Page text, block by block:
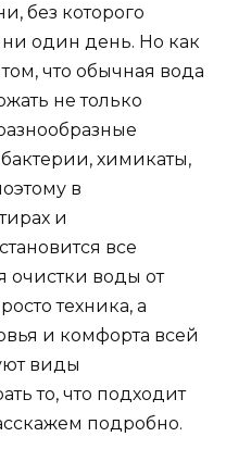
без которого
один день. Но как
что обычная вода
не только
химикаты,
в
и
все
очистки воды от
техника, а
и комфорта всей
виды
то, что подходит
подробно.